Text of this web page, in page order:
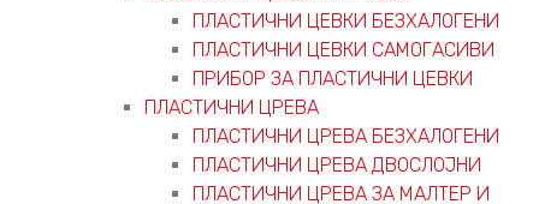
ПЛАСТИЧНИ ЦЕВКИ БЕЗХАЛОГЕНИ
ПЛАСТИЧНИ ЦЕВКИ САМОГАСИВИ
ПРИБОР ЗА ПЛАСТИЧНИ ЦЕВКИ
ПЛАСТИЧНИ ЦРЕВА
ПЛАСТИЧНИ ЦРЕВА БЕЗХАЛОГЕНИ
ПЛАСТИЧНИ ЦРЕВА ДВОСЛОЈНИ
ПЛАСТИЧНИ ЦРЕВА ЗА МАЛТЕР И